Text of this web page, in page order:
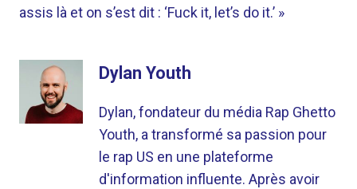
assis là et on s’est dit : ‘Fuck it, let’s do it.’ »
Dylan Youth
Dylan, fondateur du média Rap Ghetto
Youth, a transformé sa passion pour
le rap US en une plateforme
d'information influente. Après avoir